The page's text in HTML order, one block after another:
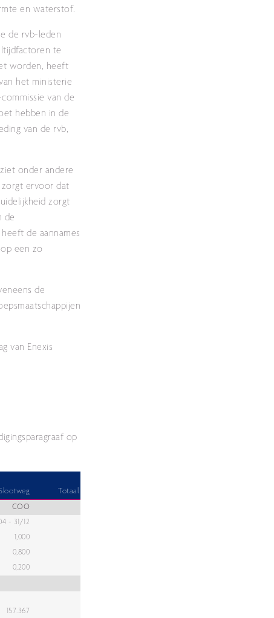
en waterstof.
de rvb-leden
te
worden, heeft
het ministerie
van de
hebben in de
van de rvb,
onder andere
zorgt ervoor dat
zorgt
de
de aannames
een zo
de
van Enexis
op
Totaal
COO
- 31/12
1,000
0,800
0,200
157.367